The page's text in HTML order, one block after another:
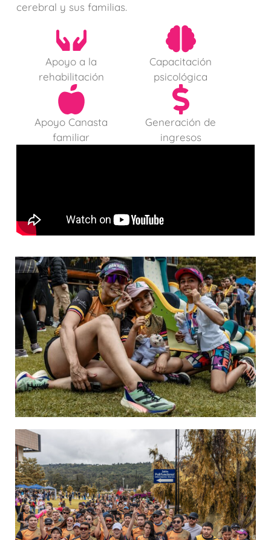
cerebral y sus familias.
Apoyo a la
rehabilitación
Capacitación
psicológica
Apoyo Canasta
familiar
Generación de
ingresos